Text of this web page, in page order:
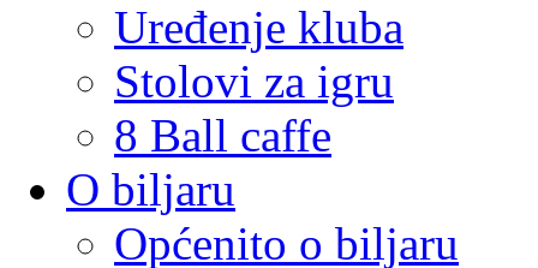
Uređenje kluba
Stolovi za igru
8 Ball caffe
O biljaru
Općenito o biljaru